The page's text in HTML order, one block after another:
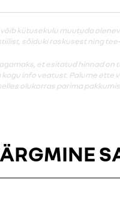
võib kütusekulu muutuda
sõiduki raskusest ning
et esitatud hinnad on
info veatust. Palume ette
olukorras parima